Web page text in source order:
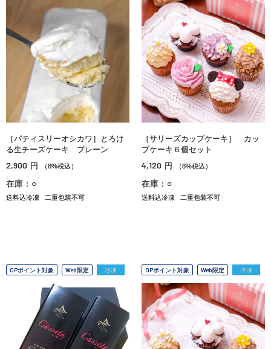
［パティスリーオシカワ］とろけ
る生チーズケーキ プレーン
2,900 円 （8%税込）
在庫：○
送料込冷凍 二重包装不可
［サリーズカップケーキ］ カッ
プケーキ６個セット
4,120 円 （8%税込）
在庫：○
送料込冷凍 二重包装不可
OPポイント対象 Web限定 冷凍 OPポイント対象 Web限定 冷凍